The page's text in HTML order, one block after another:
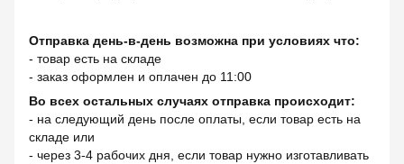
Отправка день-в-день возможна при условиях что:
- товар есть на складе
- заказ оформлен и оплачен до 11:00
Во всех остальных случаях отправка происходит:
- на следующий день после оплаты, если товар есть на
складе или
- через 3-4 рабочих дня, если товар нужно изготавливать